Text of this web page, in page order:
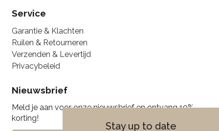
Stay up to date
Service
Garantie & Klachten
Ruilen & Retourneren
Verzenden & Levertijd
Privacybeleid
Nieuwsbrief
Meld je aan voor onze nieuwsbrief en ontvang 10%
korting!